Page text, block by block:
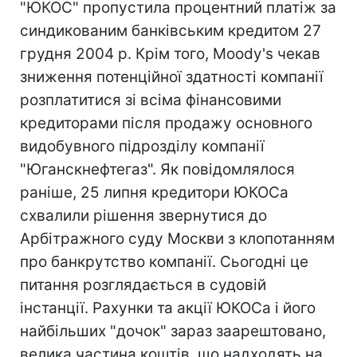
"ЮКОС" пропустила процентний платіж за
синдикованим банківським кредитом 27
грудня 2004 р. Крім того, Moody's чекав
зниження потенційної здатності компанії
розплатитися зі всіма фінансовими
кредиторами після продажу основного
видобувного підрозділу компанії
"Юганскнефтегаз". Як повідомлялося
раніше, 25 липня кредитори ЮКОСа
схвалили рішення звернутися до
Арбітражного суду Москви з клопотанням
про банкрутство компанії. Сьогодні це
питання розглядається в судовій
інстанції. Рахунки та акції ЮКОСа і його
найбільших "дочок" зараз заарештовано,